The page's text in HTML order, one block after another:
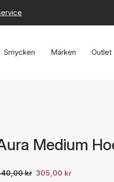
Smycken Märken Outlet
Medium
kr 305,00 kr